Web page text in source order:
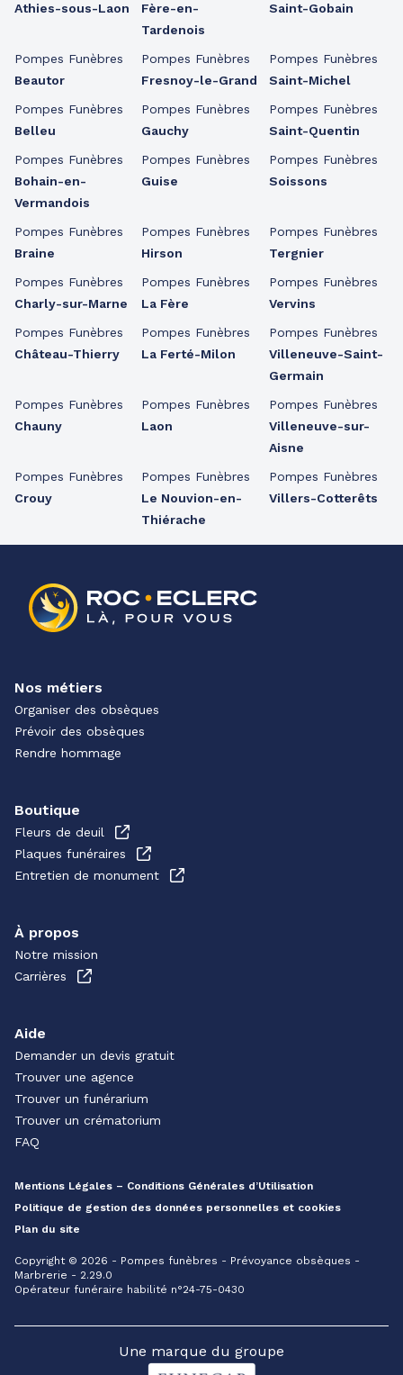
Athies-sous-Laon
Pompes Funèbres
Beautor
Pompes Funèbres
Belleu
Pompes Funèbres
Bohain-en-
Vermandois
Pompes Funèbres
Braine
Pompes Funèbres
Charly-sur-Marne
Pompes Funèbres
Château-Thierry
Pompes Funèbres
Chauny
Pompes Funèbres
Crouy
Fère-en-
Tardenois
Pompes Funèbres
Fresnoy-le-Grand
Pompes Funèbres
Gauchy
Pompes Funèbres
Guise
Pompes Funèbres
Hirson
Pompes Funèbres
La Fère
Pompes Funèbres
La Ferté-Milon
Pompes Funèbres
Laon
Pompes Funèbres
Le Nouvion-en-
Thiérache
Saint-Gobain
Pompes Funèbres
Saint-Michel
Pompes Funèbres
Saint-Quentin
Pompes Funèbres
Soissons
Pompes Funèbres
Tergnier
Pompes Funèbres
Vervins
Pompes Funèbres
Villeneuve-Saint-
Germain
Pompes Funèbres
Villeneuve-sur-
Aisne
Pompes Funèbres
Villers-Cotterêts
Nos métiers
Organiser des obsèques
Prévoir des obsèques
Rendre hommage
Boutique
Fleurs de deuil
Plaques funéraires
Entretien de monument
À propos
Notre mission
Carrières
Aide
Demander un devis gratuit
Trouver une agence
Trouver un funérarium
Trouver un crématorium
FAQ
Mentions Légales – Conditions Générales d’Utilisation
Politique de gestion des données personnelles et cookies
Plan du site
Copyright © 2026 - Pompes funèbres - Prévoyance obsèques -
Marbrerie - 2.29.0
Opérateur funéraire habilité n°24-75-0430
Une marque du groupe